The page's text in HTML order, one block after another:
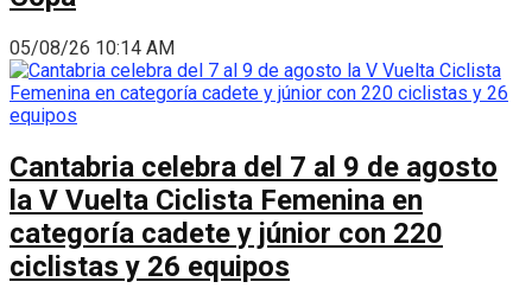
05/08/26 10:14 AM
Cantabria celebra del 7 al 9 de agosto
la V Vuelta Ciclista Femenina en
categoría cadete y júnior con 220
ciclistas y 26 equipos